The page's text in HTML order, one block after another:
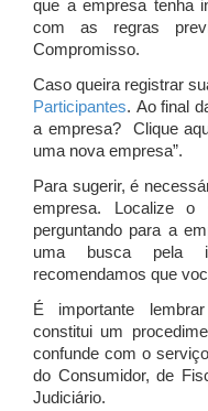
que a empresa tenha
com as regras
Compromisso.
Caso queira registrar
Participantes. Ao final
a empresa? Clique
uma nova empresa”.
Para sugerir, é
empresa. Localize
perguntando para a
uma busca pela
recomendamos que
É importante
constitui um
confunde com o
do Consumidor, de
Judiciário.